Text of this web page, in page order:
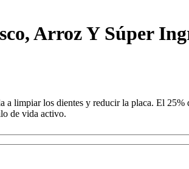
Arroz Y Súper
a limpiar los dientes y reducir la placa. El
de vida activo.